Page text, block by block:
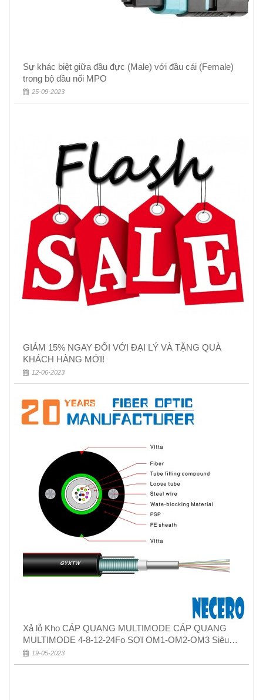
Sự khác biệt giữa đầu đực (Male) với đầu cái (Female)
trong bộ đầu nối MPO
25-09-2023
GIẢM 15% NGAY ĐỐI VỚI ĐẠI LÝ VÀ TẶNG QUÀ
KHÁCH HÀNG MỚI!
12-06-2023
Xả lỗ Kho CÁP QUANG MULTIMODE CÁP QUANG
MULTIMODE 4-8-12-24Fo SỢI OM1-OM2-OM3 Siêu
Rẻ 5k
19-05-2023